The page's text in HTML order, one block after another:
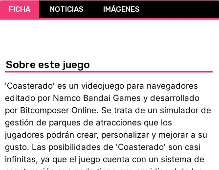
FICHA NOTICIAS IMÁGENES
Sobre este juego
'Coasterado' es un videojuego para navegadores
editado por Namco Bandai Games y desarrollado
por Bitcomposer Online. Se trata de un simulador de
gestión de parques de atracciones que los
jugadores podrán crear, personalizar y mejorar a su
gusto. Las posibilidades de 'Coasterado' son casi
infinitas, ya que el juego cuenta con un sistema de